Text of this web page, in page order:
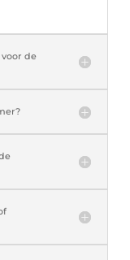
de